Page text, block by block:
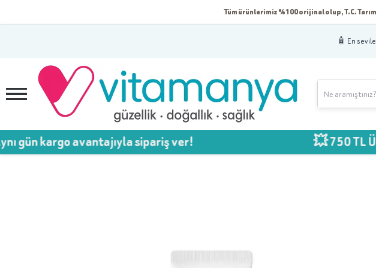
Tüm ürünlerimiz %100 orijinal olup, T.C.
🧴 En
avantajıyla sipariş ver! 💥 750 TL Üzeri